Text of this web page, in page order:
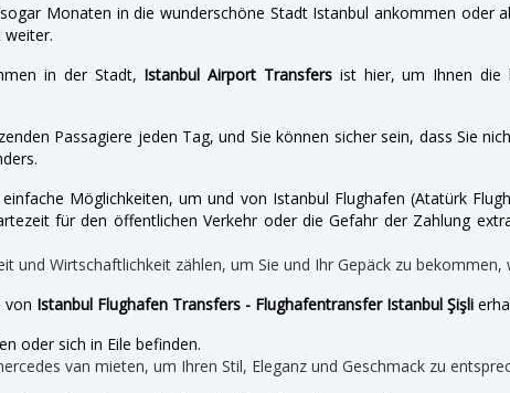
Monaten in die wunderschöne Stadt Istanbul ankommen oder
weiter.
in der Stadt, Istanbul Airport Transfersist hier, um Ihnen die
Passagiere jeden Tag, und Sie können sicher sein, dass Sie
Möglichkeiten, um und von Istanbul Flughafen (Atatürk
für den öffentlichen Verkehr oder die Gefahr der Zahlung
und Wirtschaftlichkeit zählen, um Sie und Ihr Gepäck zu bekommen,
von Istanbul Flughafen Transfers - Flughafentransfer Istanbul Şişli
oder sich in Eile befinden.
van mieten, um Ihren Stil, Eleganz und Geschmack zu